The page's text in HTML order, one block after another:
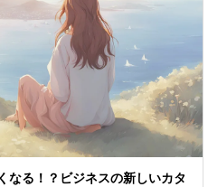
なる！？ビジネスの新しいカタ